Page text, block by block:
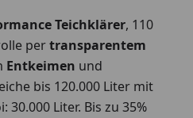
Teichklärer, 110
pertransparentem
Entkeimen und
bis 120.000 Liter mit
30.000 Liter. Bis zu 35%